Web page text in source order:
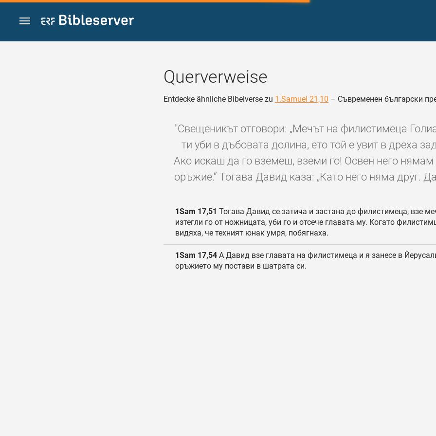
Zum Inhalt springen
Querverweise
Entdecke ähnliche Bibelverse zu 1.Samuel 21,10 – Съвременен български
"Свещеникът отговори: „Мечът на филистимеца
ти уби в дъбовата долина, ето той е увит в дреха
Ако искаш да го вземеш, вземи го! Освен него нямам
оръжие.“ Тогава Давид каза: „Като него няма друг.
1Sam 17,51 Тогава Давид се затича и застана до филистимеца, взе
изтегли го от ножницата, уби го и отсече главата му. Когато
видяха, че техният юнак умря, побягнаха.
1Sam 17,54 А Давид взе главата на филистимеца и я занесе в
оръжието му постави в шатрата си.